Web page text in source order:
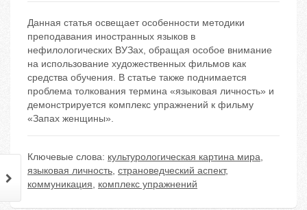
Данная статья освещает особенности методики
преподавания иностранных языков в
нефилологических ВУЗах, обращая особое внимание
на использование художественных фильмов как
средства обучения. В статье также поднимается
проблема толкования термина «языковая личность» и
демонстрируется комплекс упражнений к фильму
«Запах женщины».
Ключевые слова: культурологическая картина мира,
языковая личность, страноведческий аспект,
коммуникация, комплекс упражнений